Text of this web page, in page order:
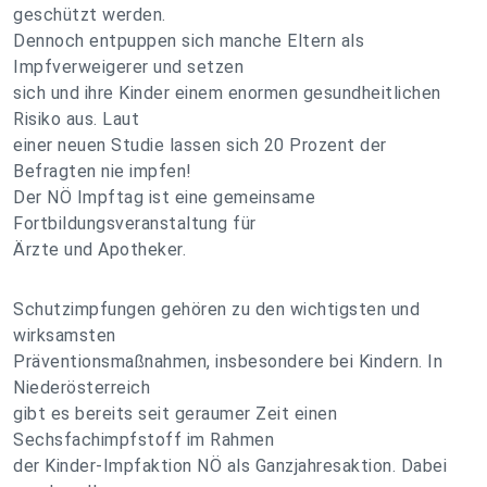
geschützt werden.
Dennoch entpuppen sich manche Eltern als
Impfverweigerer und setzen
sich und ihre Kinder einem enormen gesundheitlichen
Risiko aus. Laut
einer neuen Studie lassen sich 20 Prozent der
Befragten nie impfen!
Der NÖ Impftag ist eine gemeinsame
Fortbildungsveranstaltung für
Ärzte und Apotheker.
Schutzimpfungen gehören zu den wichtigsten und
wirksamsten
Präventionsmaßnahmen, insbesondere bei Kindern. In
Niederösterreich
gibt es bereits seit geraumer Zeit einen
Sechsfachimpfstoff im Rahmen
der Kinder-Impfaktion NÖ als Ganzjahresaktion. Dabei